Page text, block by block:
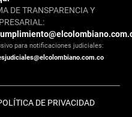
DE TRANSPARENCIA Y
para notificaciones judiciales:
DE PRIVACIDAD